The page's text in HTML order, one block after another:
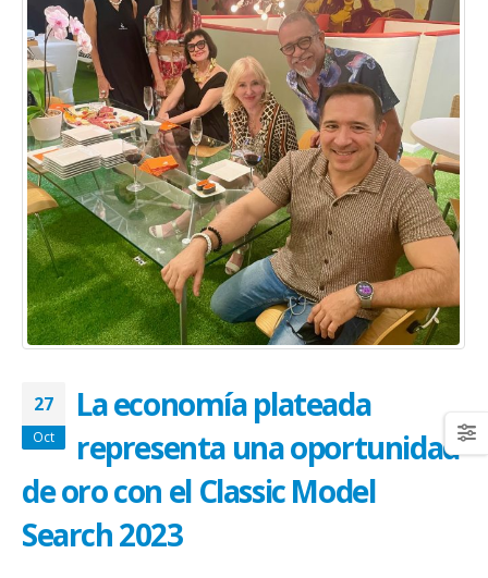
27
Oct
La economía plateada
representa una oportunidad
de oro con el Classic Model
Search 2023
abrazar la salud oncológica
May 28, 2026